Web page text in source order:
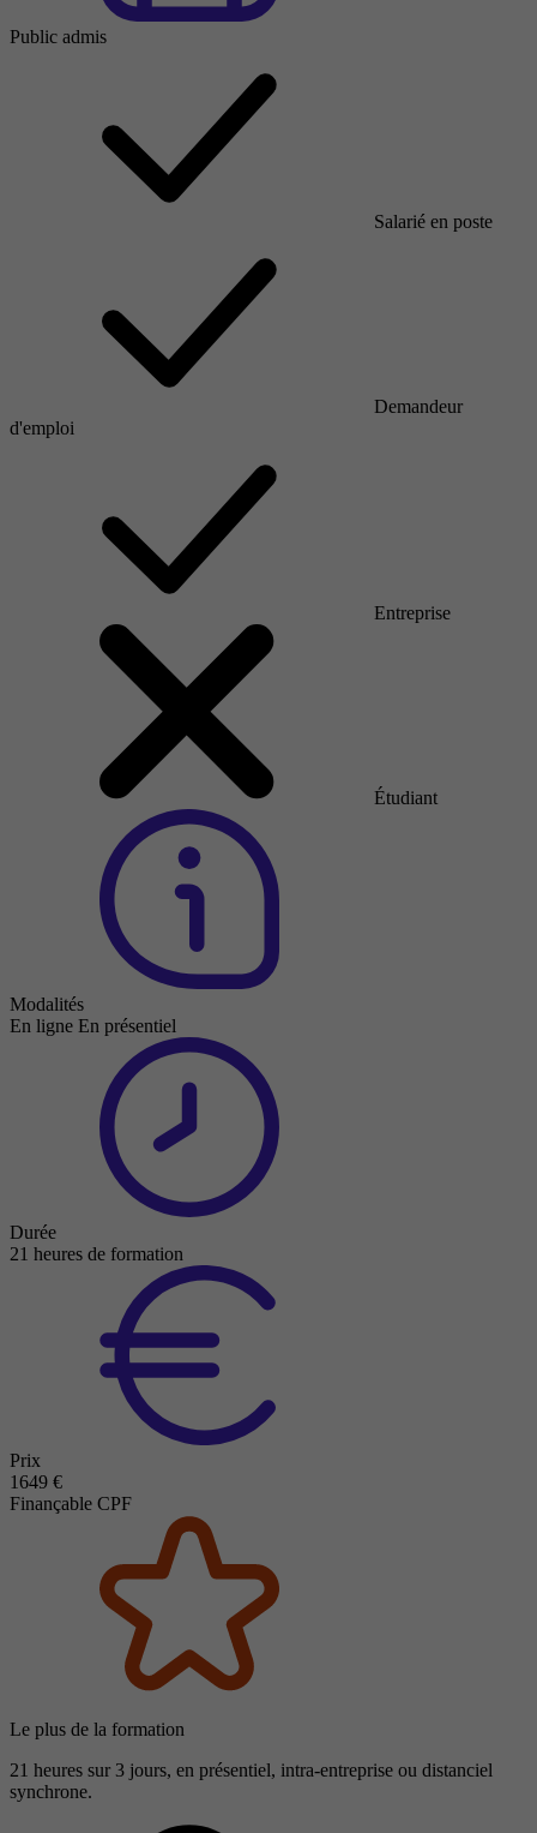
Public admis
Salarié en poste
Demandeur
d'emploi
Entreprise
Étudiant
Modalités
En ligne En présentiel
Durée
21 heures de formation
Prix
1649 €
Finançable CPF
Le plus de la formation
21 heures sur 3 jours, en présentiel, intra-entreprise ou distanciel
synchrone.